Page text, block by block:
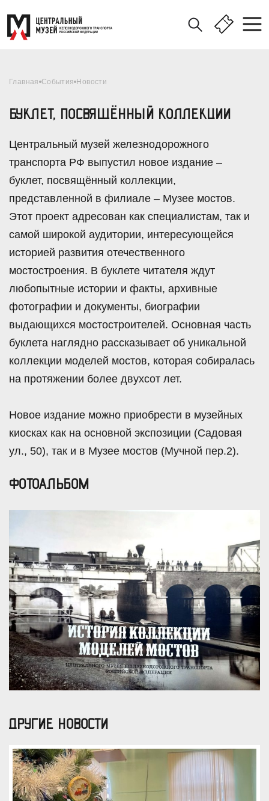
Главная События Новости
БУКЛЕТ, ПОСВЯЩЁННЫЙ КОЛЛЕКЦИИ
Центральный музей железнодорожного
транспорта РФ выпустил новое издание –
буклет, посвящённый коллекции,
представленной в филиале – Музее мостов.
Этот проект адресован как специалистам, так и
самой широкой аудитории, интересующейся
историей развития отечественного
мостостроения. В буклете читателя ждут
любопытные истории и факты, архивные
фотографии и документы, биографии
выдающихся мостостроителей. Основная часть
буклета наглядно рассказывает об уникальной
коллекции моделей мостов, которая собиралась
на протяжении более двухсот лет.
Новое издание можно приобрести в музейных
киосках как на основной экспозиции (Садовая
ул., 50), так и в Музее мостов (Мучной пер.2).
ФОТОАЛЬБОМ
ДРУГИЕ НОВОСТИ